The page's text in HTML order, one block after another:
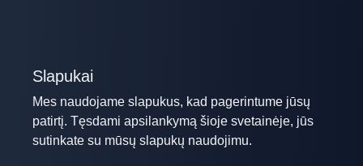
Slapukai
Mes naudojame slapukus, kad pagerintume jūsų
patirtį. Tęsdami apsilankymą šioje svetainėje, jūs
sutinkate su mūsų slapukų naudojimu.